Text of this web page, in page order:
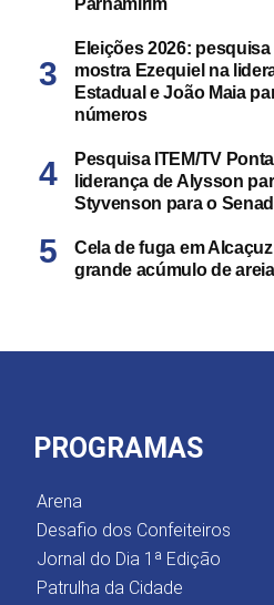
Parnamirim
Eleições 2026:
mostra Ezequiel na
Estadual e João Maia
números
Pesquisa ITEM/TV
liderança de Alysson
Styvenson para o
Cela de fuga em
grande acúmulo de areia
PROGRAMAS
Arena
Desafio dos Confeiteiros
Jornal do Dia 1ª Edição
Patrulha da Cidade